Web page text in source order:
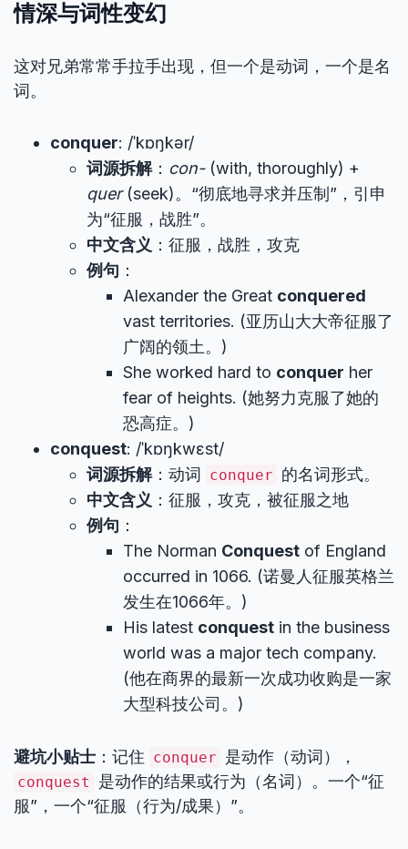
情深与词性变幻
这对兄弟常常手拉手出现，但一个是动词，一个是名
词。
conquer: /ˈkɒŋkər/
词源拆解： con-(with, thoroughly) +
quer(seek)。“彻底地寻求并压制”，引申
为“征服，战胜”。
中文含义 ：征服，战胜，攻克
例句 ：
Alexander the Great conquered
vast territories. (亚历山大大帝征服了
广阔的领土。)
She worked hard to conquer her
fear of heights. (她努力克服了她的
恐高症。)
conquest: /ˈkɒŋkwɛst/
词源拆解：动词 conquer 的名词形式。
中文含义 ：征服，攻克，被征服之地
例句 ：
The Norman Conquest of England
occurred in 1066. (诺曼人征服英格兰
发生在1066年。)
His latest conquest in the business
world was a major tech company.
(他在商界的最新一次成功收购是一家
大型科技公司。)
避坑小贴士 ：记住 conquer 是动作（动词），
conquest
是动作的结果或行为（名词）。一个“征
服”，一个“征服（行为/成果）”。